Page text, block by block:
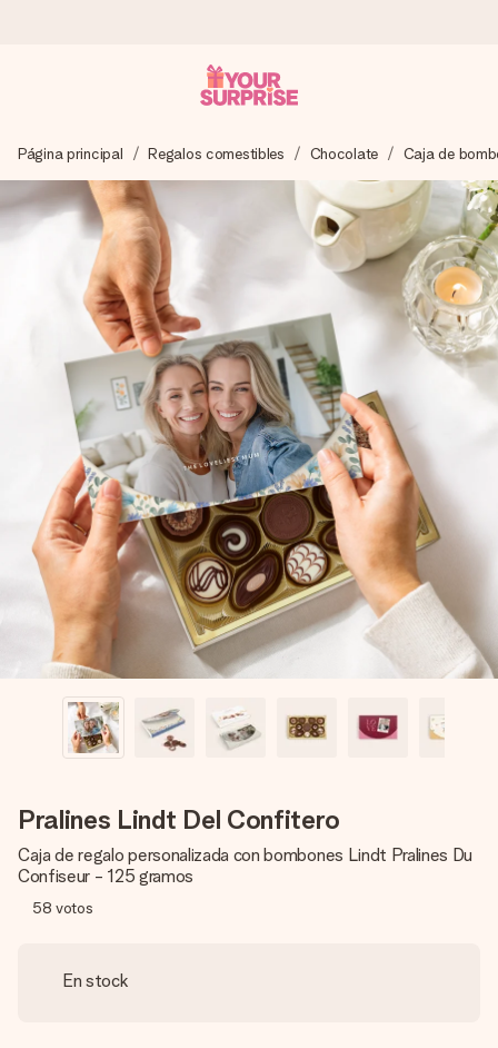
Preparamos tu regalo con cuidado y lo enviamos al vuelo,
para que lo entregues en el momento perfecto, cuando más
importa.
4,5 (basado en +15.000 opiniones)
Nuestros regalos inspiran. Los clientes nos dan un 4,5 en
Google Reviews.
Tarjeta de felicitación gratuita
Crea algo único en pocos pasos – con su nombre, tu foto o
un mensaje que llegue al corazón. Sin complicaciones, solo
todo el amor para el momento.
Página principal Regalos comestibles Chocolate Caja de
Pralines Lindt Del Confitero
Caja de regalo personalizada con bombones Lindt Pralines Du
Confiseur - 125 gramos
58 votos
En stock